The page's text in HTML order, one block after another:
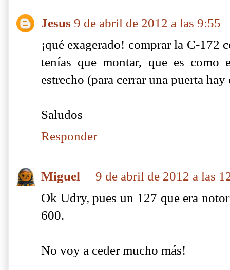
Jesus 9 de abril de 2012 a las 9:55
¡qué exagerado! comprar la C-172
tenías que montar, que es
estrecho (para cerrar una puerta
Saludos
Responder
Miguel
9 de abril de 2012 a las
Ok Udry, pues un 127 que era
600.
No voy a ceder mucho más!